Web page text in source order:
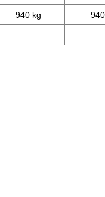
940 kg